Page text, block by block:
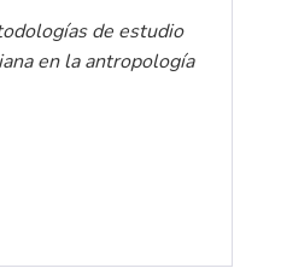
de estudio
en la antropología